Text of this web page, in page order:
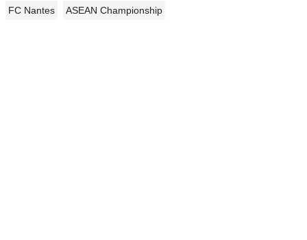
FC Nantes ASEAN Championship